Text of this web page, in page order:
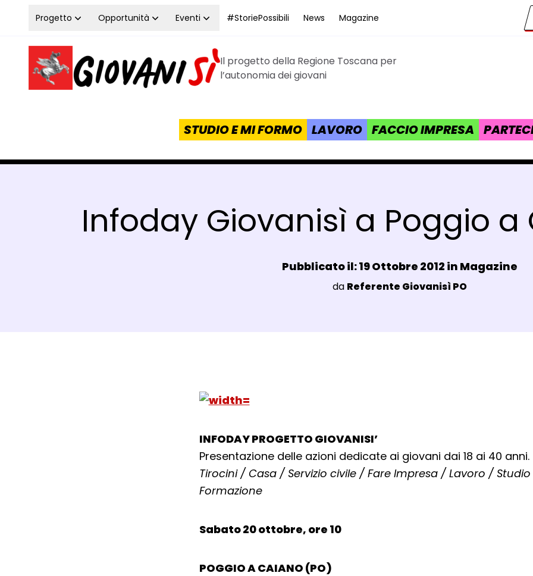
Vai al contenuto
Progetto Opportunità Eventi #StoriePossibili News Magazine
Homepage Giovanisì - Progetto della Regione Toscana
Il progetto della Regione Toscana per
l’autonomia dei giovani
STUDIO E MI FORMO LAVORO FACCIO IMPRESA
Infoday Giovanisì a Poggio a
Data e ora:
Pubblicato il: 19 Ottobre 2012 in Magazine
Luogo:
da Referente Giovanisì PO
Dettagli Post Magazine
INFODAY PROGETTO GIOVANISI’
Presentazione delle azioni dedicate ai giovani dai 18 ai 40 anni.
Tirocini / Casa / Servizio civile / Fare Impresa / Lavoro / Studio
Formazione
Sabato 20 ottobre, ore 10
POGGIO A CAIANO (PO)